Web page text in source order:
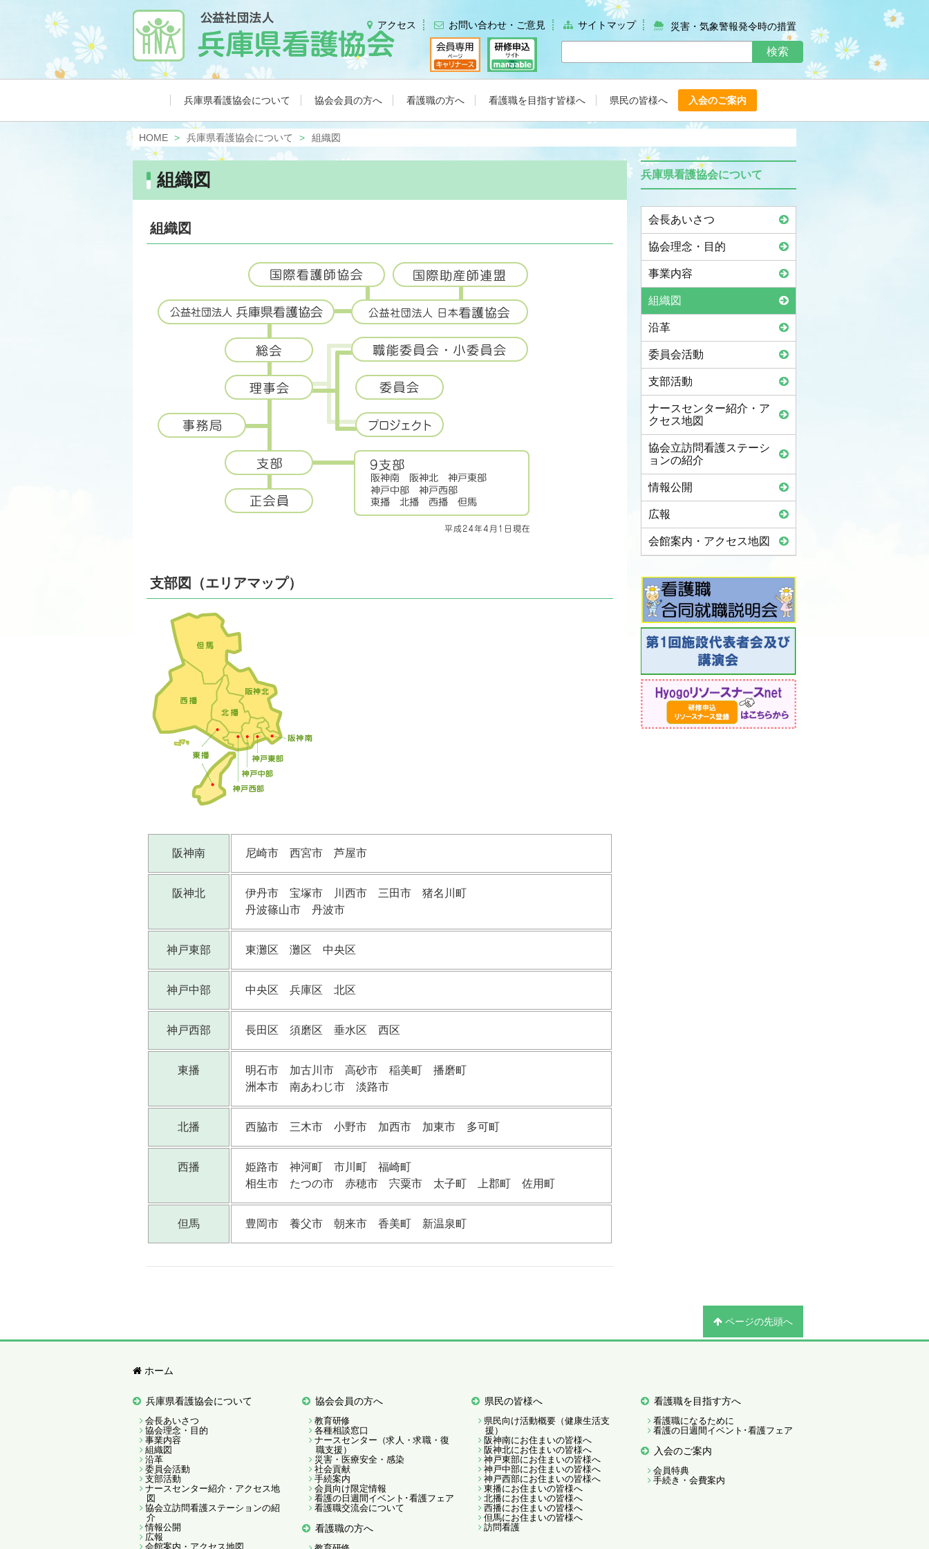
アクセス お問い合わせ・ご意見 サイトマップ 災害・気象警報発令時の措置
検索
兵庫県看護協会について 協会会員の方へ 看護職の方へ 看護職を目指す皆様へ 県民の皆様へ 入会のご案内
HOME 兵庫県看護協会について 組織図
組織図
組織図
支部図（エリアマップ）
阪神南 尼崎市 西宮市 芦屋市
阪神北
伊丹市 宝塚市 川西市 三田市 猪名川町
丹波篠山市 丹波市
神戸東部 東灘区 灘区 中央区
神戸中部 中央区 兵庫区 北区
神戸西部 長田区 須磨区 垂水区 西区
東播
明石市 加古川市 高砂市 稲美町 播磨町
洲本市 南あわじ市 淡路市
北播 西脇市 三木市 小野市 加西市 加東市 多可町
西播
姫路市 神河町 市川町 福崎町
相生市 たつの市 赤穂市 宍粟市 太子町 上郡町 佐用町
但馬 豊岡市 養父市 朝来市 香美町 新温泉町
兵庫県看護協会について
会長あいさつ
協会理念・目的
事業内容
組織図
沿革
委員会活動
支部活動
ナースセンター紹介・ア
クセス地図
協会立訪問看護ステーシ
ョンの紹介
情報公開
広報
会館案内・アクセス地図
ページの先頭へ
ホーム
兵庫県看護協会について
会長あいさつ
協会理念・目的
事業内容
組織図
沿革
委員会活動
支部活動
ナースセンター紹介・アクセス地
図
協会立訪問看護ステーションの紹
介
情報公開
広報
会館案内・アクセス地図
協会会員の方へ
教育研修
各種相談窓口
ナースセンター（求人・求職・復
職支援）
災害・医療安全・感染
社会貢献
手続案内
会員向け限定情報
看護の日週間イベント･看護フェア
看護職交流会について
看護職の方へ
県民の皆様へ
県民向け活動概要（健康生活支
援）
阪神南にお住まいの皆様へ
阪神北にお住まいの皆様へ
神戸東部にお住まいの皆様へ
神戸中部にお住まいの皆様へ
神戸西部にお住まいの皆様へ
東播にお住まいの皆様へ
北播にお住まいの皆様へ
西播にお住まいの皆様へ
但馬にお住まいの皆様へ
訪問看護
看護職を目指す方へ
看護職になるために
看護の日週間イベント･看護フェア
入会のご案内
会員特典
手続き・会費案内